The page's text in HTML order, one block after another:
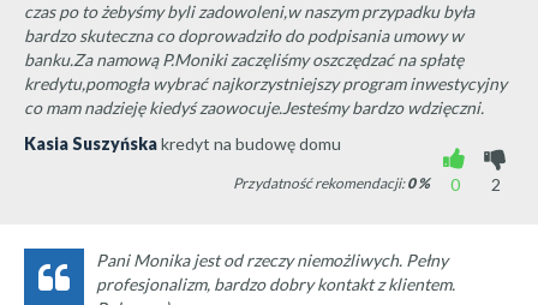
czas po to żebyśmy byli zadowoleni,w naszym przypadku była
bardzo skuteczna co doprowadziło do podpisania umowy w
banku.Za namową P.Moniki zaczęliśmy oszczędzać na spłatę
kredytu,pomogła wybrać najkorzystniejszy program inwestycyjny
co mam nadzieję kiedyś zaowocuje.Jesteśmy bardzo wdzięczni.
Kasia Suszyńskakredyt na budowę domu
0
2
Przydatność rekomendacji:0%
Pani Monika jest od rzeczy niemożliwych. Pełny
profesjonalizm, bardzo dobry kontakt z klientem.